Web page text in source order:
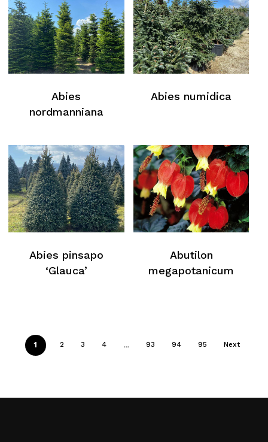
Nessun prodotto nel carrello
Abies
nordmanniana
Abies numidica
Abies pinsapo
‘Glauca’
Abutilon
megapotanicum
1 2 3 4 … 93 94 95 Next